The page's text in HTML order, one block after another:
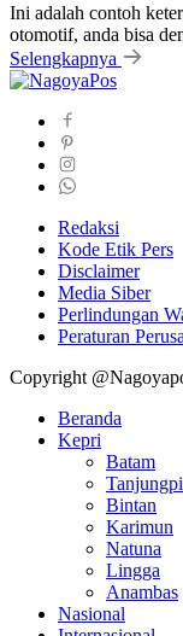
Ini adalah contoh
otomotif, anda bisa
Selengkapnya
Redaksi
Kode Etik Pers
Disclaimer
Media Siber
Perlindungan
Peraturan
Copyright
Beranda
Kepri
Batam
Bintan
Karimun
Natuna
Lingga
Anambas
Nasional